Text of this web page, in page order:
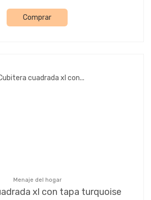
Comprar
Menaje del hogar
xl con tapa turquoise